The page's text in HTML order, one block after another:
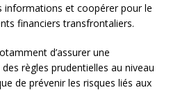
informations et coopérer pour le
financiers transfrontaliers.
d’assurer une
règles prudentielles au niveau
de prévenir les risques liés aux